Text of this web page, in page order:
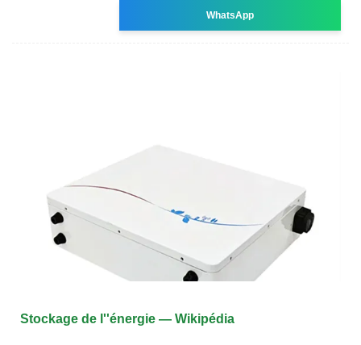
WhatsApp
Stockage de l''énergie — Wikipédia